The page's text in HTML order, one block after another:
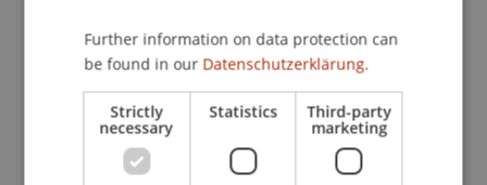
Scientific Presentation
Staff Members
Univ.-Ass. Dr. Jonas Divjak
Further information on data protection can
be found in our Datenschutzerklärung.
Strictly
necessary
Statistics Third-party
marketing